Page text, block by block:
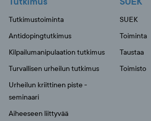
Tutkimustoiminta
Antidopingtutkimus
Kilpailumanipulaation tutkimus
Turvallisen urheilun tutkimus
Urheilun kriittinen piste -
seminaari
Aiheeseen liittyvää
SUEK
Toiminta
Taustaa
Toimisto